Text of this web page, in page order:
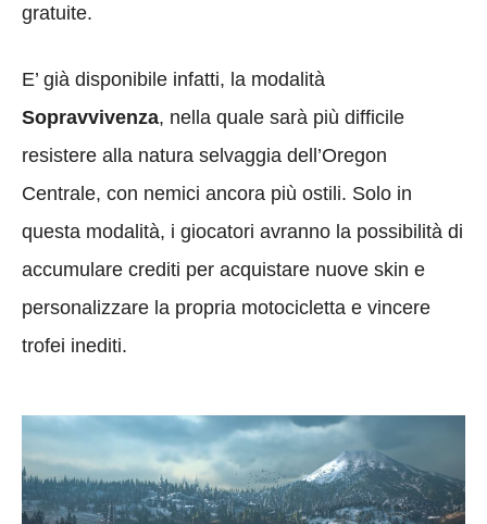
gratuite.
E’ già disponibile infatti, la modalità
Sopravvivenza, nella quale sarà più difficile
resistere alla natura selvaggia dell’Oregon
Centrale, con nemici ancora più ostili. Solo in
questa modalità, i giocatori avranno la possibilità di
accumulare crediti per acquistare nuove skin e
personalizzare la propria motocicletta e vincere
trofei inediti.